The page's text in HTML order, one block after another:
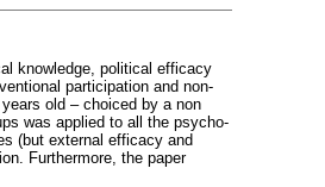
knowledge, political efficacy
participation and non-
old – choiced by a non
was applied to all the psycho-
(but external efficacy and
Furthermore, the paper